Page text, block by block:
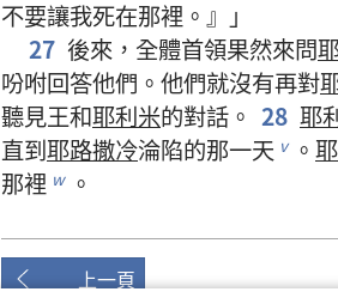
不要讓我死在那裡 。』」
27 後來 ， 全體首領果然來問
吩咐回答他們 。 他們就沒有再對
聽見王和耶利米的對話 。 28 耶
直到耶路撒冷淪陷的那一天 v 。
那裡 w 。
上一頁